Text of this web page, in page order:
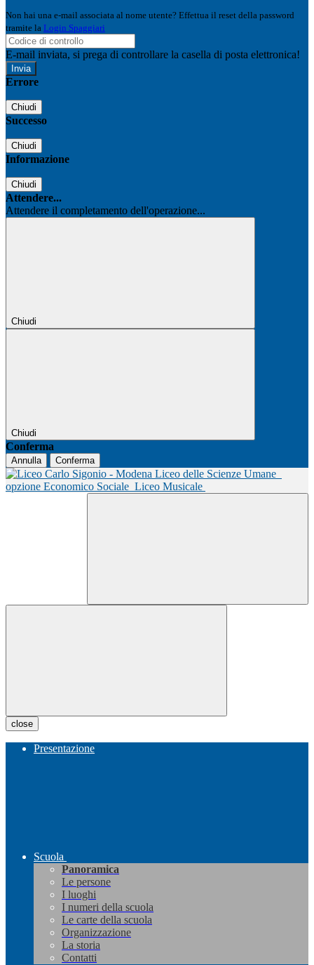
Non hai una e-mail associata al nome utente? Effettua il reset della password
tramite la Login Spaggiari
E-mail inviata, si prega di controllare la casella di posta elettronica!
Errore
Chiudi
Successo
Chiudi
Informazione
Chiudi
Attendere...
Attendere il completamento dell'operazione...
Chiudi
Chiudi
Conferma
Annulla Conferma
Liceo delle Scienze Umane
opzione Economico Sociale Liceo Musicale
close
Presentazione
Scuola
Panoramica
Le persone
I luoghi
I numeri della scuola
Le carte della scuola
Organizzazione
La storia
Contatti